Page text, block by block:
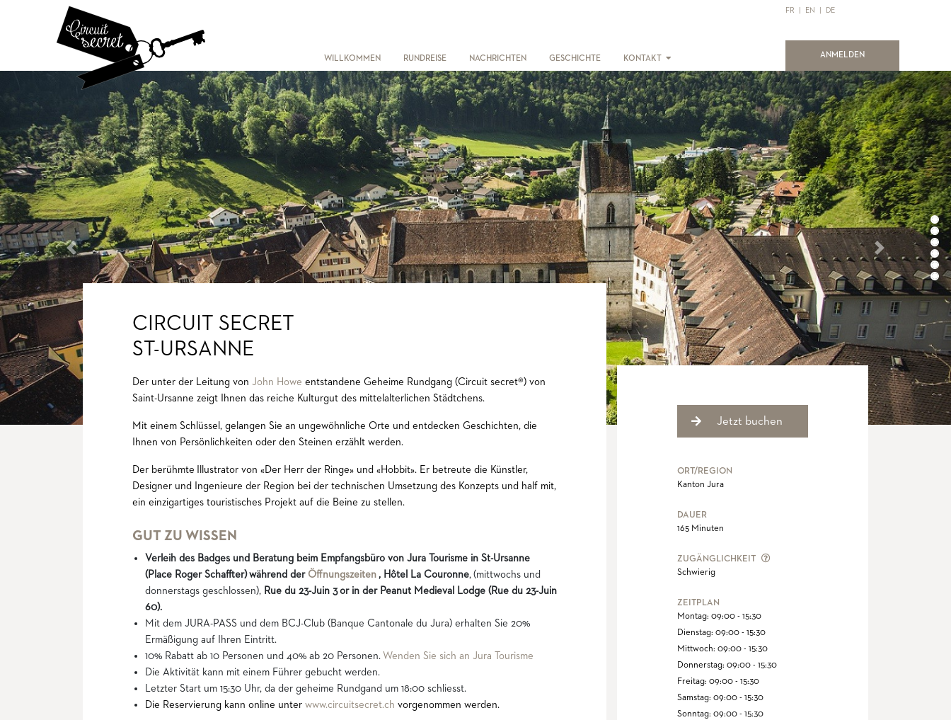
WILLKOMMEN RUNDREISE NACHRICHTEN GESCHICHTE KONTAKT
FR EN DE
ANMELDEN
Suivant Précédent
CIRCUIT SECRET
ST-URSANNE
Der unter der Leitung von John Howe entstandene Geheime Rundgang (Circuit secret®) von
Saint-Ursanne zeigt Ihnen das reiche Kulturgut des mittelalterlichen Städtchens.
Mit einem Schlüssel, gelangen Sie an ungewöhnliche Orte und entdecken Geschichten, die
Ihnen von Persönlichkeiten oder den Steinen erzählt werden.
Der berühmte Illustrator von «Der Herr der Ringe» und «Hobbit». Er betreute die Künstler,
Designer und Ingenieure der Region bei der technischen Umsetzung des Konzepts und half mit,
ein einzigartiges touristisches Projekt auf die Beine zu stellen.
GUT ZU WISSEN
Verleih des Badges und Beratung beim Empfangsbüro von Jura Tourisme in St-Ursanne
(Place Roger Schaffter) während der Öffnungszeiten , Hôtel La Couronne, (mittwochs und
donnerstags geschlossen), Rue du 23-Juin 3 or in der Peanut Medieval Lodge (Rue du 23-Juin
60).
Mit dem JURA-PASS und dem BCJ-Club (Banque Cantonale du Jura) erhalten Sie 20%
Ermäßigung auf Ihren Eintritt.
10% Rabatt ab 10 Personen und 40% ab 20 Personen. Wenden Sie sich an Jura Tourisme
Die Aktivität kann mit einem Führer gebucht werden.
Letzter Start um 15:30 Uhr, da der geheime Rundgand um 18:00 schliesst.
Die Reservierung kann online unter www.circuitsecret.ch vorgenommen werden.
ORT/REGION
Kanton Jura
DAUER
165 Minuten
ZUGÄNGLICHKEIT
Schwierig
ZEITPLAN
Montag: 09:00 - 15:30
Dienstag: 09:00 - 15:30
Mittwoch: 09:00 - 15:30
Donnerstag: 09:00 - 15:30
Freitag: 09:00 - 15:30
Samstag: 09:00 - 15:30
Sonntag: 09:00 - 15:30